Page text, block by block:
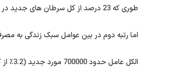
طوری که 23 درصد از کل سرطان های جدید در مردان در جهان به طور مستقیم با مصرف دخانیات مرتبط است.
اما رتبه دوم در بین عوامل سبک زندگی به
الکل